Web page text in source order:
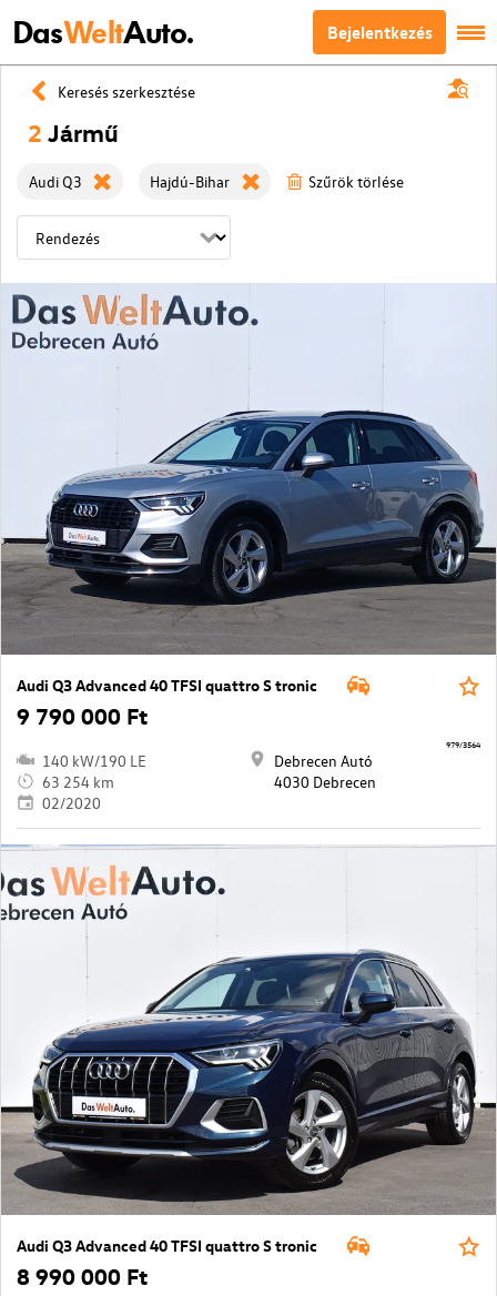
DasWeltAuto. Bejelentkezés
Keresés szerkesztése
2 Jármű
Audi Q3 Hajdú-Bihar Szűrök törlése
Audi Q3 Advanced 40 TFSI quattro S tronic
9 790 000 Ft
140 kW/190 LE
63 254 km
02/2020
Debrecen Autó
4030 Debrecen
979/3564
Audi Q3 Advanced 40 TFSI quattro S tronic
8 990 000 Ft